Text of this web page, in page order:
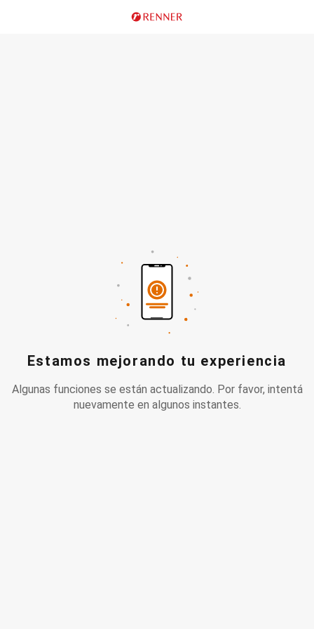
Estamos mejorando tu experiencia
Algunas funciones se están actualizando. Por favor, intentá
nuevamente en algunos instantes.